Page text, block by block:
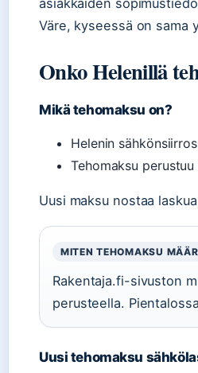
asiakkaiden
Väre, kyseessä on sama
Onko Helenillä
Mikä tehomaksu on?
Helenin
Tehomaksu
Uusi maksu nostaa
MITEN TEHOMAKSU
Rakentaja.fi-sivuston
perusteella.
Uusi tehomaksu